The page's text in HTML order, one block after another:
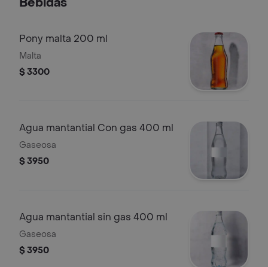
Pony malta 200 ml
Malta
$ 3300
Agua mantantial Con gas 400 ml
Gaseosa
$ 3950
Agua mantantial sin gas 400 ml
Gaseosa
$ 3950